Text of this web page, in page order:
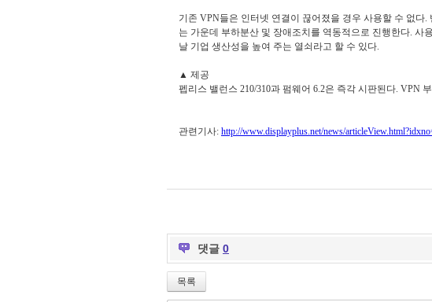
기존 VPN들은 인터넷 연결이 끊어졌을 경우 사용할 수 없
는 가운데 부하분산 및 장애조치를 역동적으로 진행한다. 사
날 기업 생산성을 높여 주는 열쇠라고 할 수 있다.
▲ 제공
펩리스 밸런스 210/310과 펌웨어 6.2은 즉각 시판된다. VPN
관련기사: http://www.displayplus.net/news/
댓글 0
목록